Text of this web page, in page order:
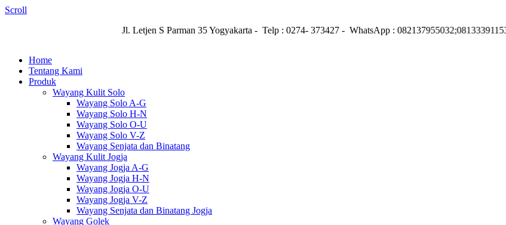
Scroll
Jl. Letjen S Parman 35 Yogyakarta - Telp : 0274- 373427 - WhatsApp :
Home
Tentang Kami
Produk
Wayang Kulit Solo
Wayang Solo A-G
Wayang Solo H-N
Wayang Solo O-U
Wayang Solo V-Z
Wayang Senjata dan Binatang
Wayang Kulit Jogja
Wayang Jogja A-G
Wayang Jogja H-N
Wayang Jogja O-U
Wayang Jogja V-Z
Wayang Senjata dan Binatang Jogja
Wayang Golek